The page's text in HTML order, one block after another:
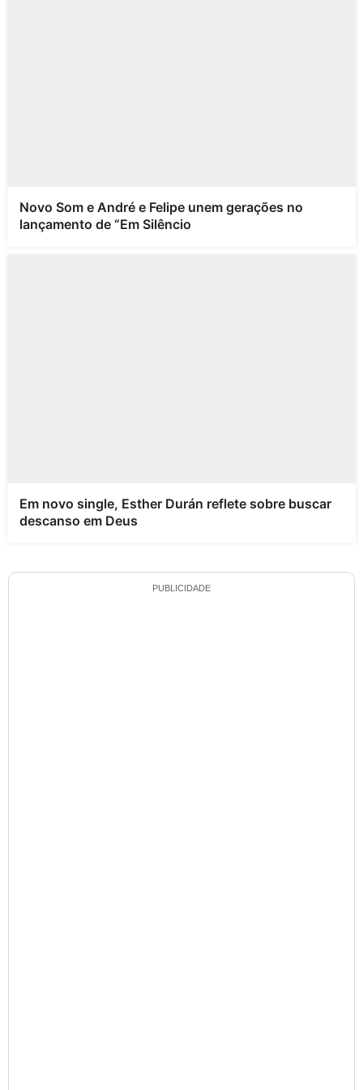
Novo Som e André e Felipe unem gerações no
lançamento de “Em Silêncio
Em novo single, Esther Durán reflete sobre buscar
descanso em Deus
PUBLICIDADE